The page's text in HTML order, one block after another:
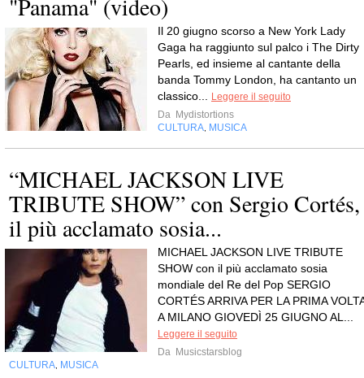
"Panama" (video)
Il 20 giugno scorso a New York Lady
Gaga ha raggiunto sul palco i The Dirty
Pearls, ed insieme al cantante della
banda Tommy London, ha cantanto un
classico...
Leggere il seguito
Da Mydistortions
CULTURA MUSICA
“MICHAEL JACKSON LIVE
TRIBUTE SHOW” con Sergio Cortés,
il più acclamato sosia...
MICHAEL JACKSON LIVE TRIBUTE
SHOW con il più acclamato sosia
mondiale del Re del Pop SERGIO
CORTÉS ARRIVA PER LA PRIMA
A MILANO GIOVEDÌ 25 GIUGNO AL...
Leggere il seguito
Da Musicstarsblog
CULTURA MUSICA